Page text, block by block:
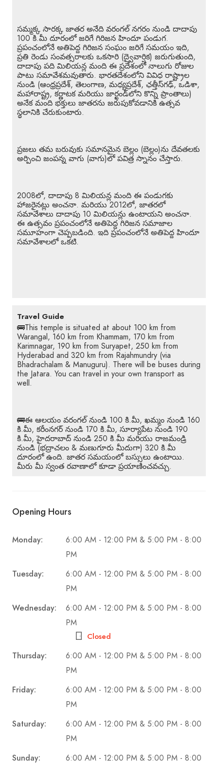
సమ్మక్క సారక్క జాతర అనేది వరంగల్ నగరం నుండి దాదాపు
100 కి.మీ దూరంలో జరిగే గిరిజన హిందూ పండుగ.
ప్రపంచంలోనే అతిపెద్ద గిరిజన సంఘం జరిగే సమయం ఇది,
ప్రతి రెండు సంవత్సరాలకు ఒకసారి (ద్వైవార్షిక) జరుగుతుంది,
దాదాపు పది మిలియన్ల మంది ఈ ప్రదేశంలో నాలుగు రోజుల
పాటు సమావేశమవుతారు. భారతదేశంలోని వివిధ రాష్ట్రాల
నుండి (ఆంధ్రప్రదేశ్, తెలంగాణ, మధ్యప్రదేశ్, ఛత్తీస్‌గఢ్, ఒడిశా,
మహారాష్ట్ర, కర్ణాటక మరియు జార్ఖండ్‌లోని కొన్ని ప్రాంతాలు)
అనేక మంది భక్తులు జాతరను జరుపుకోవడానికి ఉత్సవ
స్థలానికి చేరుకుంటారు.
ప్రజలు తమ బరువుకు సమానమైన బెల్లం (బెల్లం)ను దేవతలకు
అర్పించి జంపన్న వాగు (వాగు)లో పవిత్ర స్నానం చేస్తారు.
2008లో, దాదాపు 8 మిలియన్ల మంది ఈ పండుగకు
హాజరైనట్లు అంచనా. మరియు 2012లో, జాతరలో
సమావేశాలు దాదాపు 10 మిలియన్లు ఉంటాయని అంచనా.
ఈ ఉత్సవం ప్రపంచంలోనే అతిపెద్ద గిరిజన సమాజాల
సమూహంగా చెప్పబడింది. ఇది ప్రపంచంలోనే అతిపెద్ద హిందూ
సమావేశాలలో ఒకటి.
Travel Guide
🚌This temple is situated at about 100 km from
Warangal, 160 km from Khammam, 170 km from
Karimnagar, 190 km from Suryapet, 250 km from
Hyderabad and 320 km from Rajahmundry (via
Bhadrachalam & Manuguru). There will be buses during
the Jatara. You can travel in your own transport as
well.
🚌ఈ ఆలయం వరంగల్ నుండి 100 కి.మీ, ఖమ్మం నుండి 160
కి.మీ, కరీంనగర్ నుండి 170 కి.మీ, సూర్యాపేట నుండి 190
కి.మీ, హైదరాబాద్ నుండి 250 కి.మీ మరియు రాజమండ్రి
నుండి (భద్రాచలం & మణుగూరు మీదుగా) 320 కి.మీ
దూరంలో ఉంది. జాతర సమయంలో బస్సులు ఉంటాయి.
మీరు మీ స్వంత రవాణాలో కూడా ప్రయాణించవచ్చు.
Opening Hours
Monday:
6:00 AM - 12:00 PM & 5:00 PM - 8:00
PM
Tuesday:
6:00 AM - 12:00 PM & 5:00 PM - 8:00
PM
Wednesday:
6:00 AM - 12:00 PM & 5:00 PM - 8:00
PM
Closed
Thursday:
6:00 AM - 12:00 PM & 5:00 PM - 8:00
PM
Friday:
6:00 AM - 12:00 PM & 5:00 PM - 8:00
PM
Saturday:
6:00 AM - 12:00 PM & 5:00 PM - 8:00
PM
Sunday:
6:00 AM - 12:00 PM & 5:00 PM - 8:00